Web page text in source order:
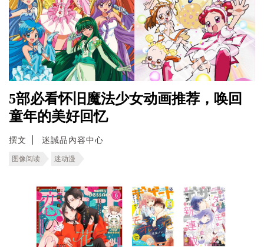
5部必看怀旧魔法少女动画推荐，唤回
童年的美好回忆
撰文 迷誠品內容中心
图像阅读 迷动漫